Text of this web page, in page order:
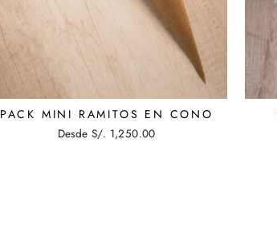
PACK MINI RAMITOS EN CONO
Desde S/. 1,250.00